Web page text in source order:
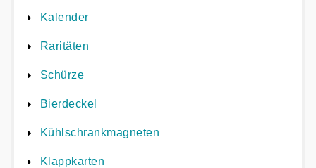
Kalender
Raritäten
Schürze
Bierdeckel
Kühlschrankmagneten
Klappkarten